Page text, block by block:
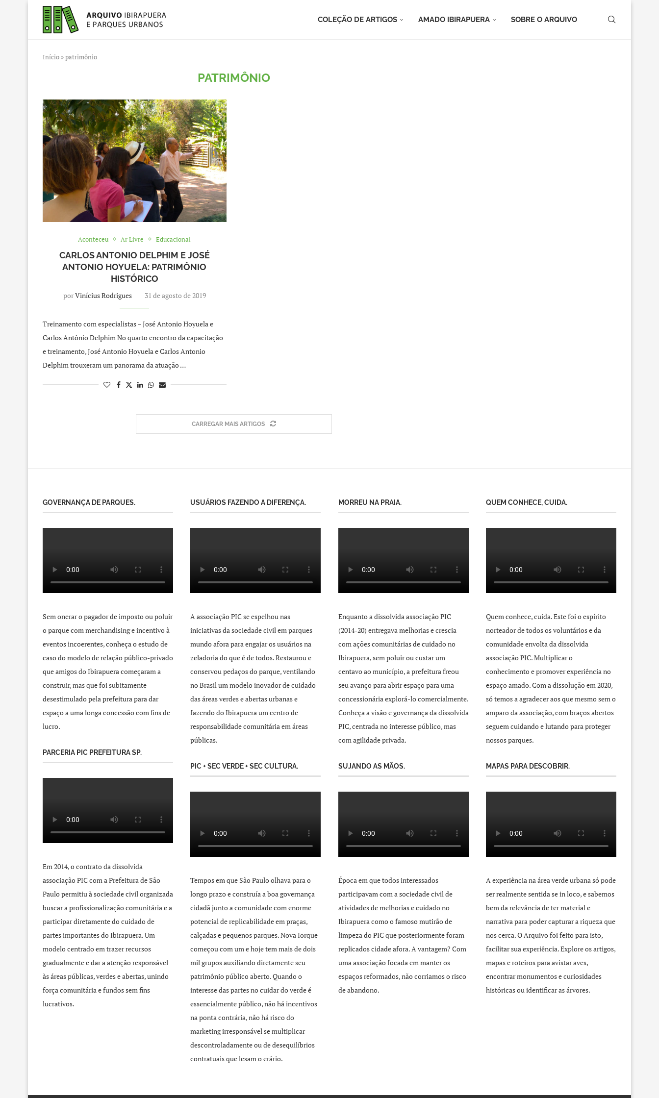
COLEÇÃO DE ARTIGOS AMADO IBIRAPUERA SOBRE O ARQUIVO
Início »patrimônio
PATRIMÔNIO
Aconteceu Ar Livre Educacional
CARLOS ANTONIO DELPHIM E JOSÉ
ANTONIO HOYUELA: PATRIMÔNIO
HISTÓRICO
porVinícius Rodrigues 31 de agosto de 2019
Treinamento com especialistas – José Antonio Hoyuela e
Carlos Antônio Delphim No quarto encontro da capacitação
e treinamento, José Antonio Hoyuela e Carlos Antonio
Delphim trouxeram um panorama da atuação …
CARREGAR MAIS ARTIGOS
GOVERNANÇA DE PARQUES.
Sem onerar o pagador de imposto ou poluir
o parque com merchandising e incentivo à
eventos incoerentes, conheça o estudo de
caso do modelo de relação público-privado
que amigos do Ibirapuera começaram a
construir, mas que foi subitamente
desestimulado pela prefeitura para dar
espaço a uma longa concessão com fins de
lucro.
PARCERIA PIC PREFEITURA SP.
Em 2014, o contrato da dissolvida
associação PIC com a Prefeitura de São
Paulo permitiu à sociedade civil organizada
buscar a profissionalização comunitária e a
participar diretamente do cuidado de
partes importantes do Ibirapuera. Um
modelo centrado em trazer recursos
gradualmente e dar a atenção responsável
às áreas públicas, verdes e abertas, unindo
força comunitária e fundos sem fins
lucrativos.
USUÁRIOS FAZENDO A DIFERENÇA.
A associação PIC se espelhou nas
iniciativas da sociedade civil em parques
mundo afora para engajar os usuários na
zeladoria do que é de todos. Restaurou e
conservou pedaços do parque, ventilando
no Brasil um modelo inovador de cuidado
das áreas verdes e abertas urbanas e
fazendo do Ibirapuera um centro de
responsabilidade comunitária em áreas
públicas.
PIC + SEC VERDE + SEC CULTURA.
Tempos em que São Paulo olhava para o
longo prazo e construía a boa governança
cidadã junto a comunidade com enorme
potencial de replicabilidade em praças,
calçadas e pequenos parques. Nova Iorque
começou com um e hoje tem mais de dois
mil grupos auxiliando diretamente seu
patrimônio público aberto. Quando o
interesse das partes no cuidar do verde é
essencialmente público, não há incentivos
na ponta contrária, não há risco do
marketing irresponsável se multiplicar
descontroladamente ou de desequilíbrios
contratuais que lesam o erário.
MORREU NA PRAIA.
Enquanto a dissolvida associação PIC
(2014-20) entregava melhorias e crescia
com ações comunitárias de cuidado no
Ibirapuera, sem poluir ou custar um
centavo ao município, a prefeitura freou
seu avanço para abrir espaço para uma
concessionária explorá-lo comercialmente.
Conheça a visão e governança da dissolvida
PIC, centrada no interesse público, mas
com agilidade privada.
SUJANDO AS MÃOS.
Época em que todos interessados
participavam com a sociedade civil de
atividades de melhorias e cuidado no
Ibirapuera como o famoso mutirão de
limpeza do PIC que posteriormente foram
replicados cidade afora. A vantagem? Com
uma associação focada em manter os
espaços reformados, não corriamos o risco
de abandono.
QUEM CONHECE, CUIDA.
Quem conhece, cuida. Este foi o espírito
norteador de todos os voluntários e da
comunidade envolta da dissolvida
associação PIC. Multiplicar o
conhecimento e promover experiência no
espaço amado. Com a dissolução em 2020,
só temos a agradecer aos que mesmo sem o
amparo da associação, com braços abertos
seguem cuidando e lutando para proteger
nossos parques.
MAPAS PARA DESCOBRIR.
A experiência na área verde urbana só pode
ser realmente sentida se in loco, e sabemos
bem da relevância de ter material e
narrativa para poder capturar a riqueza que
nos cerca. O Arquivo foi feito para isto,
facilitar sua experiência. Explore os artigos,
mapas e roteiros para avistar aves,
encontrar monumentos e curiosidades
históricas ou identificar as árvores.